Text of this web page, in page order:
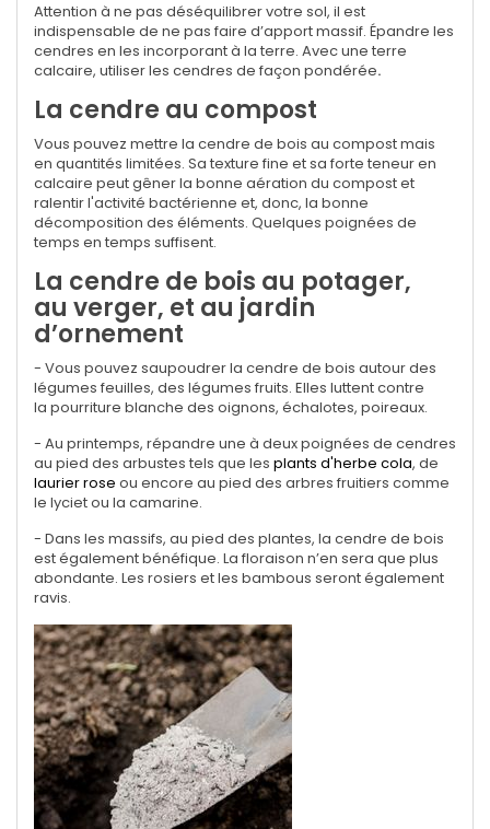
Attention à ne pas déséquilibrer votre sol, il est
indispensable de ne pas faire d’apport massif. Épandre les
cendres en les incorporant à la terre. Avec une terre
calcaire, utiliser les cendres de façon pondérée.
La cendre au compost
Vous pouvez mettre la cendre de bois au compost mais
en quantités limitées. Sa texture fine et sa forte teneur en
calcaire peut gêner la bonne aération du compost et
ralentir l'activité bactérienne et, donc, la bonne
décomposition des éléments. Quelques poignées de
temps en temps suffisent.
La cendre de bois au potager,
au verger, et au jardin
d’ornement
- Vous pouvez saupoudrer la cendre de bois autour des
légumes feuilles, des légumes fruits. Elles luttent contre
la pourriture blanche des oignons, échalotes, poireaux.
- Au printemps, répandre une à deux poignées de cendres
au pied des arbustes tels que les plants d'herbe cola, de
laurier rose ou encore au pied des arbres fruitiers comme
le lyciet ou la camarine.
- Dans les massifs, au pied des plantes, la cendre de bois
est également bénéfique. La floraison n’en sera que plus
abondante. Les rosiers et les bambous seront également
ravis.